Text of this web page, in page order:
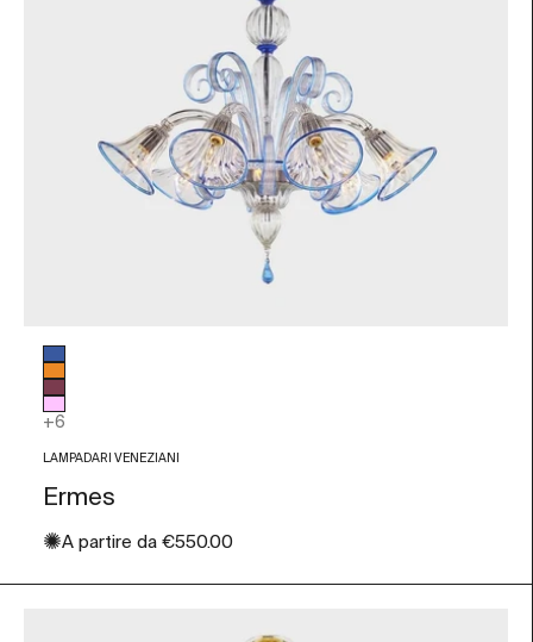
Colore vetro
Blu
Arancio
Ametista
Rosa
+6
LAMPADARI VENEZIANI
Ermes
✺Prezzo scontato
A partire da €550.00